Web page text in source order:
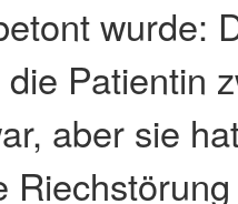
wurde:
Patientin
aber sie